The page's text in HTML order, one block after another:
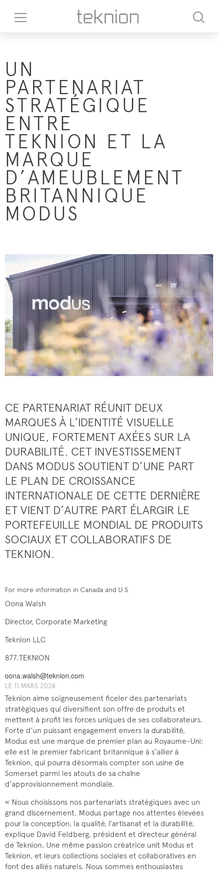
UN
PARTENARIAT
STRATÉGIQUE
ENTRE
TEKNION ET LA
MARQUE
D’AMEUBLEMENT
BRITANNIQUE
MODUS
CE PARTENARIAT RÉUNIT DEUX
MARQUES À L’IDENTITÉ VISUELLE
UNIQUE, FORTEMENT AXÉES SUR LA
DURABILITÉ. CET INVESTISSEMENT
DANS MODUS SOUTIENT D’UNE PART
LE PLAN DE CROISSANCE
INTERNATIONALE DE CETTE DERNIÈRE
ET VIENT D’AUTRE PART ÉLARGIR LE
PORTEFEUILLE MONDIAL DE PRODUITS
SOCIAUX ET COLLABORATIFS DE
TEKNION.
For more information in Canada and U.S.
Oona Walsh
Director, Corporate Marketing
Teknion LLC
877.TEKNION
oona.walsh@teknion.com
LE 11 MARS 2024
Teknion aime soigneusement ficeler des partenariats
stratégiques qui diversifient son offre de produits et
mettent à profit les forces uniques de ses collaborateurs.
Forte d’un puissant engagement envers la durabilité,
Modus est une marque de premier plan au Royaume-Uni;
elle est le premier fabricant britannique à s’allier à
Teknion, qui pourra désormais compter son usine de
Somerset parmi les atouts de sa chaîne
d’approvisionnement mondiale.
« Nous choisissons nos partenariats stratégiques avec un
grand discernement. Modus partage nos attentes élevées
pour la conception, la qualité, l’artisanat et la durabilité,
explique David Feldberg, président et directeur général
de Teknion. Une même passion créatrice unit Modus et
Teknion, et leurs collections sociales et collaboratives en
font des alliés naturels. Nous sommes enthousiastes